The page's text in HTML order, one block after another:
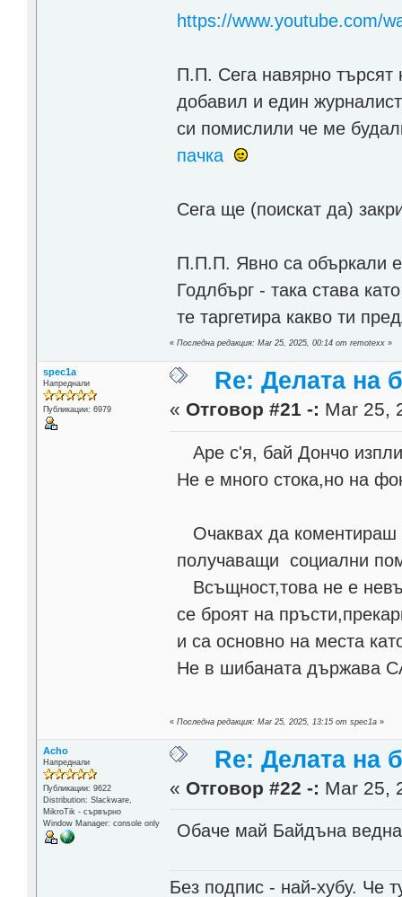
https://www.youtube.com/
П.П. Сега навярно търсят
добавил и един
си помислили че ме
пачка
Сега ще (поискат да)
П.П.П. Явно са объркали
Годлбърг - така става
те таргетира какво ти
«Последна редакция: Mar 25, 2025, 00:14 от remotexx »
spec1a
Напреднали
Публикации: 6979
Re: Делата на
« Отговор #21 -: Mar 25,
Аре с'я, бай Дончо
Не е много стока,но на
Очаквах да коментираш
получаващи социални
Всъщност,това не е
се броят на
и са основно на места
Не в шибаната държава
«Последна редакция: Mar 25, 2025, 13:15 от spec1a »
Acho
Напреднали
Публикации: 9622
Distribution: Slackware,
MikroTik - сървърно
Window Manager: console only
Re: Делата на
« Отговор #22 -: Mar 25,
Обаче май Байдъна
Без подпис - най-хубу. Че